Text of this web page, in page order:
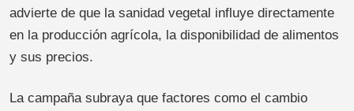
advierte de que la sanidad vegetal influye directamente
en la producción agrícola, la disponibilidad de alimentos
y sus precios.
La campaña subraya que factores como el cambio